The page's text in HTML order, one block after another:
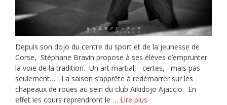
Depuis son dojo du centre du sport et de la jeunesse de
Corse, Stéphane Bravin propose à ses élèves d’emprunter
la voie de la tradition. Un art martial, certes, mais pas
seulement… La saison s’apprête à redémarrer sur les
chapeaux de roues au sein du club Aikidojo Ajaccio. En
effet les cours reprendront le … Lire plus